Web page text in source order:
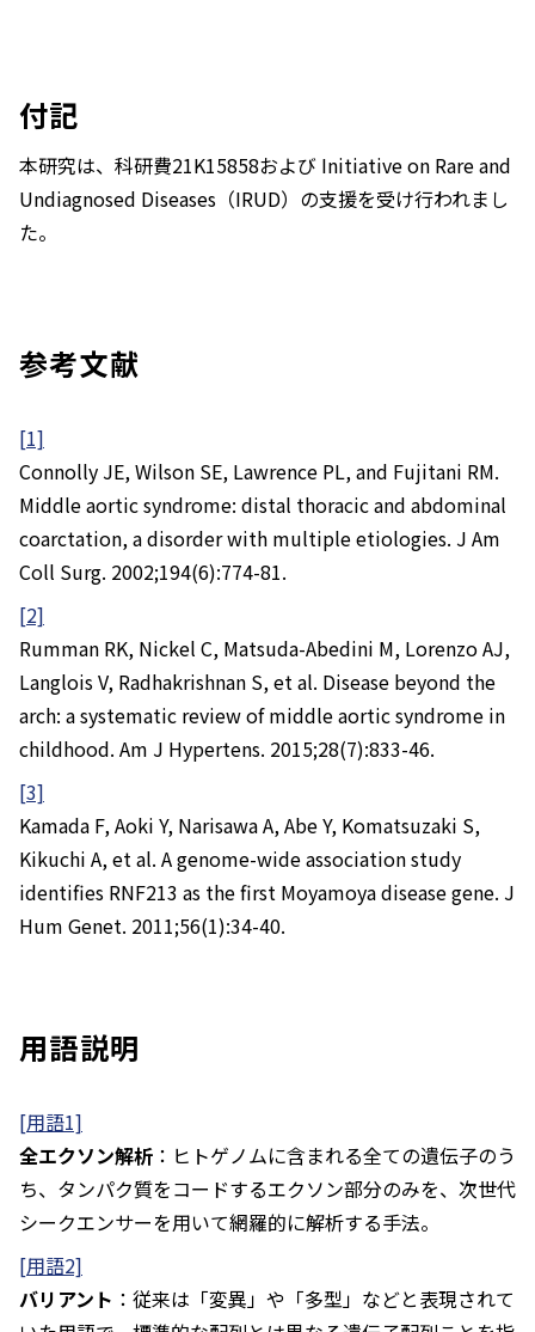
付記
本研究は、科研費21K15858および Initiative on Rare and
Undiagnosed Diseases（IRUD）の支援を受け行われまし
た。
参考文献
[1]
Connolly JE, Wilson SE, Lawrence PL, and Fujitani RM.
Middle aortic syndrome: distal thoracic and abdominal
coarctation, a disorder with multiple etiologies. J Am
Coll Surg. 2002;194(6):774-81.
[2]
Rumman RK, Nickel C, Matsuda-Abedini M, Lorenzo AJ,
Langlois V, Radhakrishnan S, et al. Disease beyond the
arch: a systematic review of middle aortic syndrome in
childhood. Am J Hypertens. 2015;28(7):833-46.
[3]
Kamada F, Aoki Y, Narisawa A, Abe Y, Komatsuzaki S,
Kikuchi A, et al. A genome-wide association study
identifies RNF213 as the first Moyamoya disease gene. J
Hum Genet. 2011;56(1):34-40.
用語説明
[用語1]
全エクソン解析 ：ヒトゲノムに含まれる全ての遺伝子のう
ち、タンパク質をコードするエクソン部分のみを、次世代
シークエンサーを用いて網羅的に解析する手法。
[用語2]
バリアント ：従来は「変異」や「多型」などと表現されて